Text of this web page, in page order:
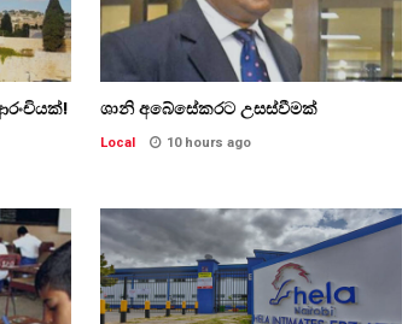
ශානි අබේසේකරට උසස්වීමක්
Local 10 hours ago